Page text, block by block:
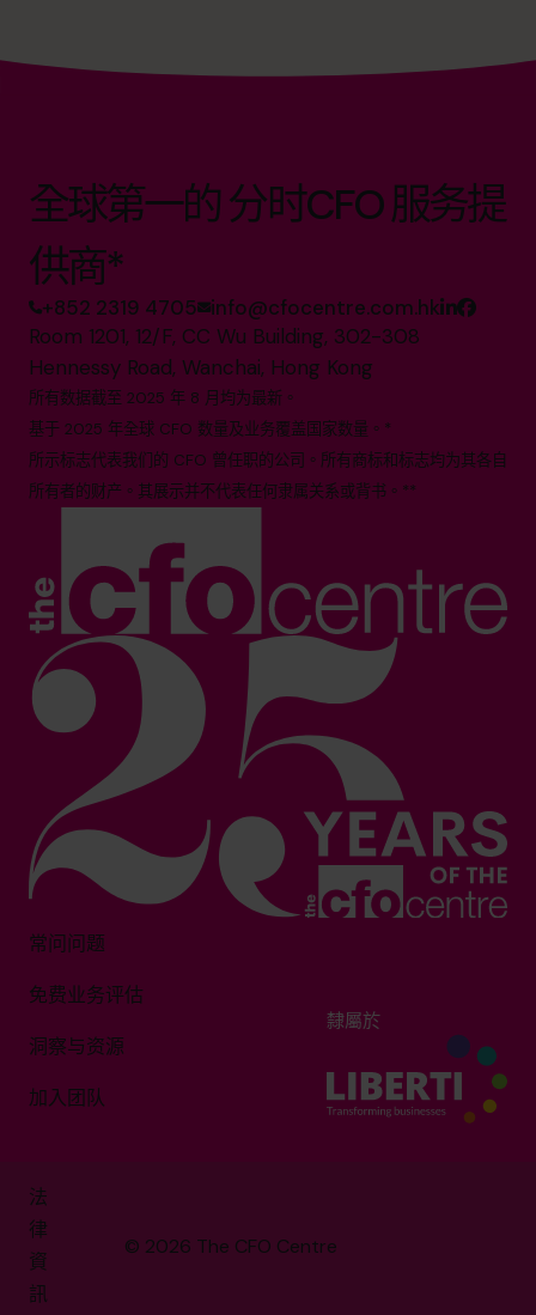
全球第一的 分时CFO 服务提
供商*
+852 2319 4705 info@cfocentre.com.hk
Room 1201, 12/F, CC Wu Building, 302-308
Hennessy Road, Wanchai, Hong Kong
所有数据截至 2025 年 8 月均为最新。
基于 2025 年全球 CFO 数量及业务覆盖国家数量。*
所示标志代表我们的 CFO 曾任职的公司。所有商标和标志均为其各自
所有者的财产。其展示并不代表任何隶属关系或背书。**
常问问题
免费业务评估
洞察与资源
加入团队
隸屬於
© 2026 The CFO Centre
法
律
資
訊